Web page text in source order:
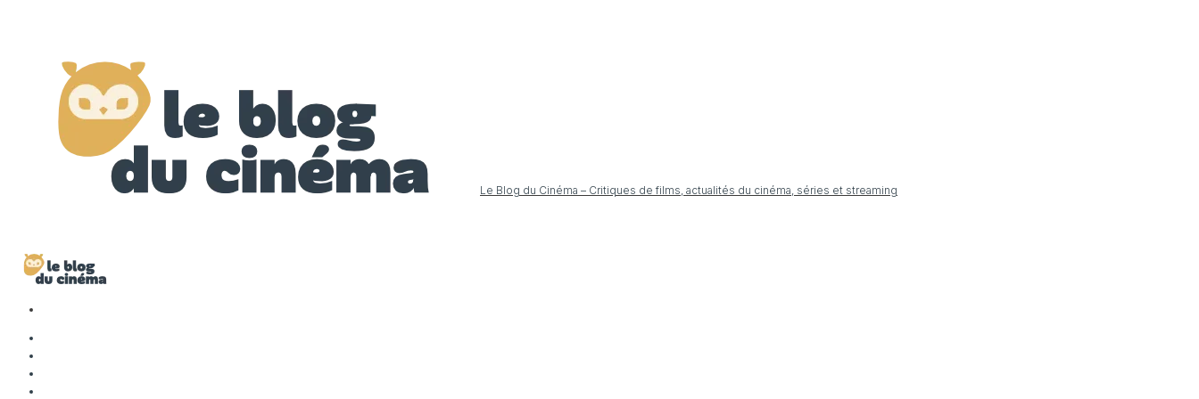
Le Blog du Cinéma – Critiques de films, actualités du cinéma, séries et streaming